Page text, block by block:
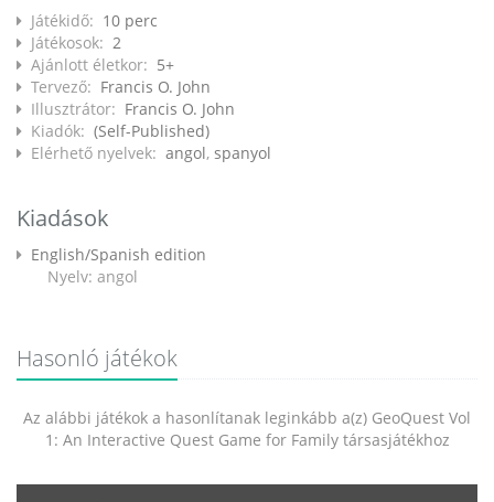
Játékidő: 10 perc
Játékosok: 2
Ajánlott életkor: 5+
Tervező: Francis O. John
Illusztrátor: Francis O. John
Kiadók: (Self-Published)
Elérhető nyelvek: angol, spanyol
Kiadások
English/Spanish edition
Nyelv: angol
Hasonló játékok
Az alábbi játékok a hasonlítanak leginkább a(z) GeoQuest Vol
1: An Interactive Quest Game for Family társasjátékhoz